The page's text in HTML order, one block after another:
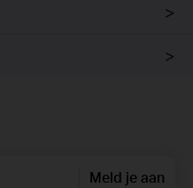
Meld je aan